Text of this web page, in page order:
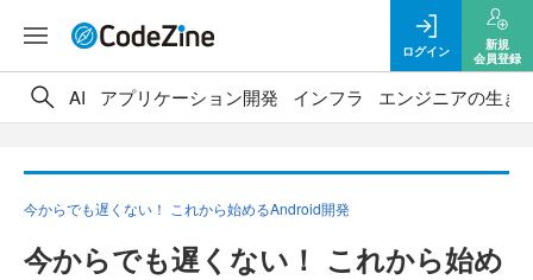
ログイン
新規
会員登録
AI アプリケーション開発 インフラ エンジニアの生き
今からでも遅くない！ これから始めるAndroid開発
今からでも遅くない！ これから始め